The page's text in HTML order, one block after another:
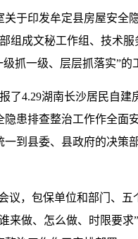
于印发牟定县房屋安全
成文秘工作组、技术
抓一级、层层抓落实”的
了4.29湖南长沙居民自
患排查整治工作作全面
到县委、县政府的决策
议，包保单位和部门、
来做、怎么做、时限要